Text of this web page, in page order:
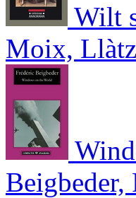
Wilt
Moix,
Beigbeder,